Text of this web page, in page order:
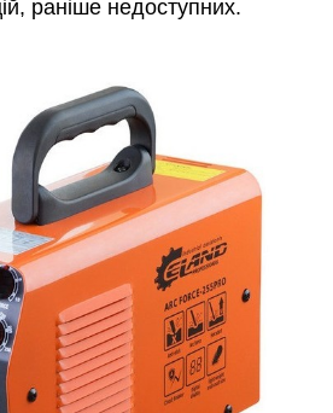
раніше недоступних.